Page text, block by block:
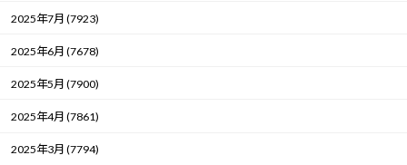
2025年7月 (7923)
2025年6月 (7678)
2025年5月 (7900)
2025年4月 (7861)
2025年3月 (7794)